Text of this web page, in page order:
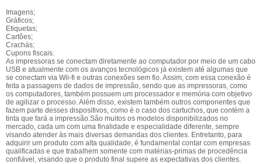
Imagens;
Gráficos;
Etiquetas;
Cartões;
Crachás;
Cupons fiscais.
As impressoras se conectam diretamente ao computador por meio de um cabo
USB e atualmente com os avanços tecnológicos já existem até algumas que
se conectam via Wii-fi e outras conexões sem fio. Assim, com essa conexão é
feita a passagens de dados de impressão, sendo que as impressoras, como
os computadores, também possuem um processador e memória com objetivo
de agilizar o processo. Além disso, existem também outros componentes que
fazem parte desses dispositivos, como é o caso dos cartuchos, que contém a
tinta que fará a impressão.São muitos os modelos disponibilizados no
mercado, cada um com uma finalidade e especialidade diferente, sempre
visando atender às mais diversas demandas dos clientes. Entretanto, para
adquirir um produto com alta qualidade, é fundamental contar com empresas
qualificadas e que trabalhem somente com matérias-primas de procedência
confiável, visando que o produto final supere as expectativas dos clientes.